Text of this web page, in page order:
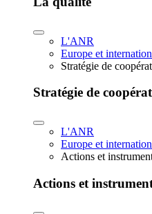
L'ANR
Europe et
Stratégie de
Stratégie de
L'ANR
Europe et
Actions et
Actions et